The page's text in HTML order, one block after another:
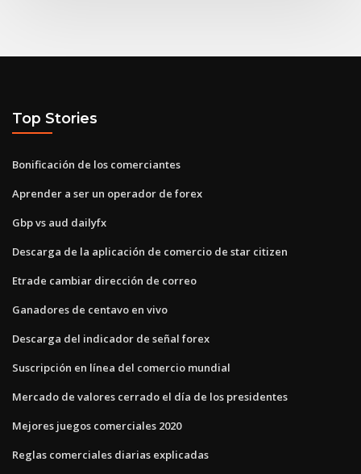
Top Stories
Bonificación de los comerciantes
Aprender a ser un operador de forex
Gbp vs aud dailyfx
Descarga de la aplicación de comercio de star citizen
Etrade cambiar dirección de correo
Ganadores de centavo en vivo
Descarga del indicador de señal forex
Suscripción en línea del comercio mundial
Mercado de valores cerrado el día de los presidentes
Mejores juegos comerciales 2020
Reglas comerciales diarias explicadas